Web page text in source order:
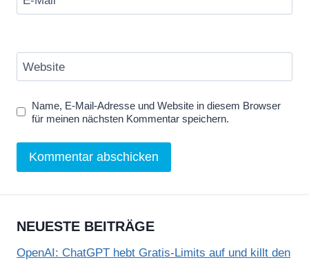
Website
Name, E-Mail-Adresse und Website in diesem Browser
für meinen nächsten Kommentar speichern.
NEUESTE BEITRÄGE
OpenAI: ChatGPT hebt Gratis-Limits auf und killt den